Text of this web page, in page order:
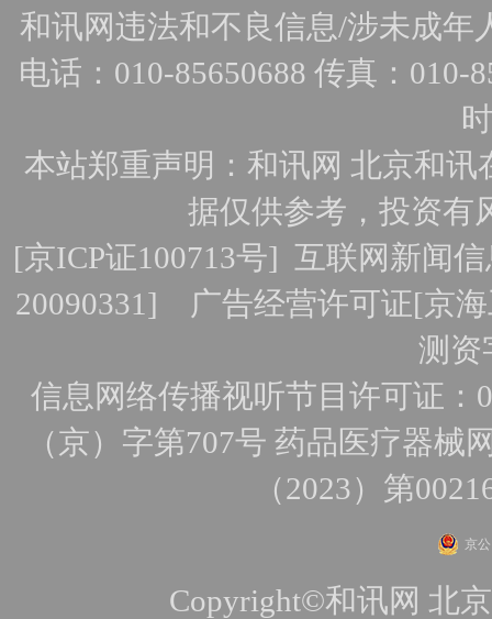
和讯网违法和不良信息/涉未成年
电话：010-85650688 传真：010-
本站郑重声明：和讯网 北京和
据仅供参考，投资有
[京ICP证100713号]互联网新闻
20090331] 广告经营许可证[京
测资
信息网络传播视听节目许可证：
（京）字第707号 药品医疗器械
（2023）第
京
Copyright©和讯网 北